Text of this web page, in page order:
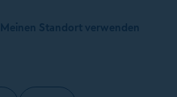
Meinen Standort verwenden